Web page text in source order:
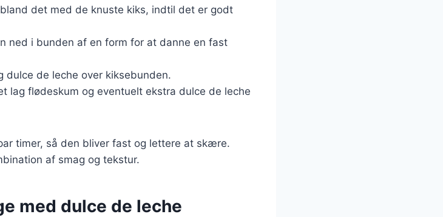
det med de knuste kiks, indtil det er godt
ned i bunden af en form for at danne en fast
dulce de leche over kiksebunden.
lag flødeskum og eventuelt ekstra dulce de leche
timer, så den bliver fast og lettere at skære.
af smag og tekstur.
med dulce de leche